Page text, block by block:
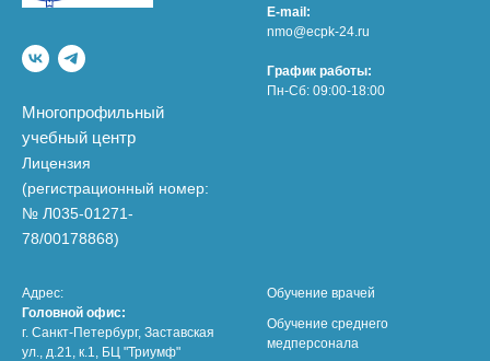
Многопрофильный
учебный центр
Лицензия
(регистрационный номер:
№ Л035-01271-
78/00178868)
E-mail:
nmo@ecpk-24.ru
График работы:
Пн-Сб: 09:00-18:00
Адрес:
Головной офис:
г. Санкт-Петербург, Заставская
ул., д.21, к.1, БЦ "Триумф"
Обучение врачей
Обучение среднего
медперсонала